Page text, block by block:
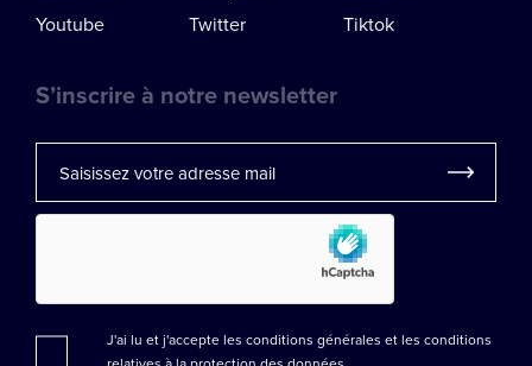
Youtube
Twitter Tiktok
S’inscrire à notre newsletter
J'ai lu et j'accepte les conditions générales et les conditions